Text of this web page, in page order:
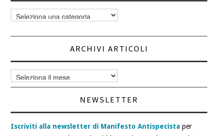
Categorie
articoli
ARCHIVI ARTICOLI
Archivi
articoli
NEWSLETTER
Iscriviti alla newsletter di Manifesto Antispecista per